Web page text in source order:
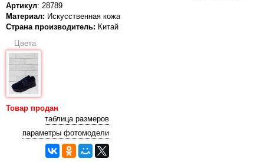
Артикул: 28789
Материал: Искусственная кожа
Страна производитель: Китай
Цвета
Товар продан
таблица размеров
параметры фотомодели